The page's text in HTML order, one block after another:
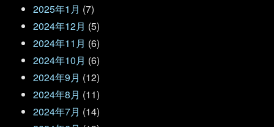
2025年1月 (7)
2024年12月 (5)
2024年11月 (6)
2024年10月 (6)
2024年9月 (12)
2024年8月 (11)
2024年7月 (14)